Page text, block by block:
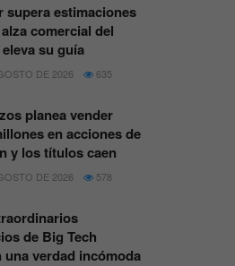
supera estimaciones
comercial del
eleva su guía
DE 2026 635
planea vender
en acciones de
y los títulos caen
DE 2026 578
de Big Tech
una verdad incómoda